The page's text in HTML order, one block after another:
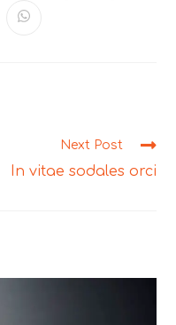
Next Post
In vitae sodales orci